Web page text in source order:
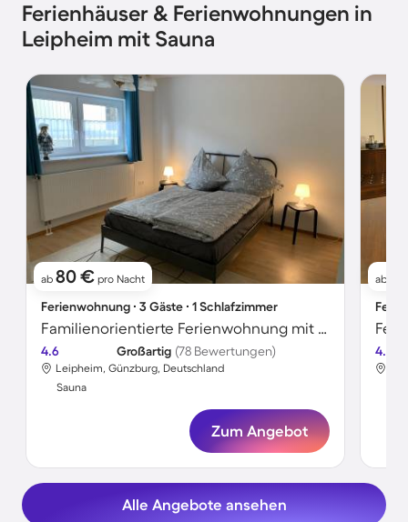
Ferienhäuser & Ferienwohnungen in
Leipheim mit Sauna
ab 80 € pro Nacht
Ferienwohnung ∙ 3 Gäste ∙ 1 Schlafzimmer
Familienorientierte Ferienwohnung mit Garten, Sauna und Grill | Gartenblick
4.6 Großartig (78 Bewertungen)
Leipheim, Günzburg, Deutschland
Sauna
Zum Angebot
ab
4.6
Alle Angebote ansehen